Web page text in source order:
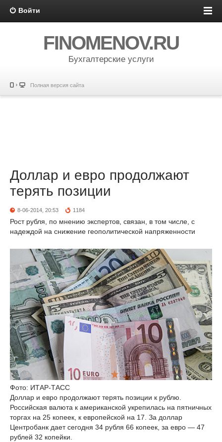
Войти
FINOMENOV.RU
Бухгалтерские услуги
Полная версия сайта
Доллар и евро продолжают
терять позиции
8-06-2014, 20:53 1184
Рост рубля, по мнению экспертов, связан, в том числе, с
надеждой на снижение геополитической напряженности
Фото: ИТАР-ТАСС
Доллар и евро продолжают терять позиции к рублю.
Российская валюта к американской укрепилась на пятничных
торгах на 25 копеек, к европейской на 17. За доллар
Центробанк дает сегодня 34 рубля 66 копеек, за евро — 47
рублей 32 копейки.